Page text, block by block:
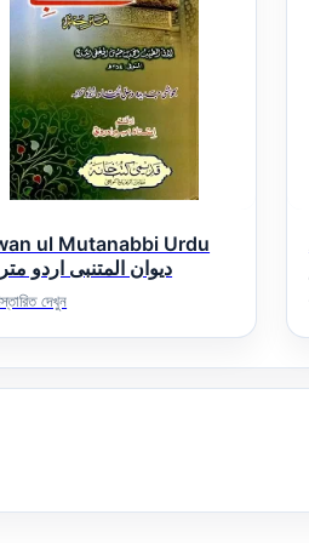
ul Mutanabbi Urdu
دیوان المتنبی اردو
দেখুন